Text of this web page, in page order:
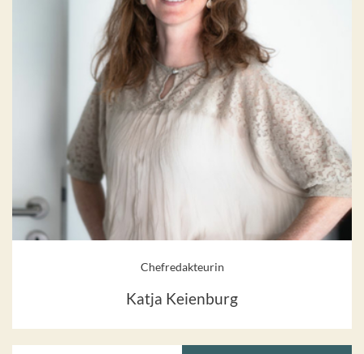
Chefredakteurin
Katja Keienburg